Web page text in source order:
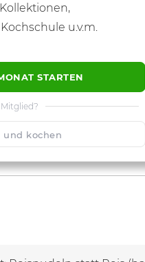
u.v.m.
STARTEN
und kochen